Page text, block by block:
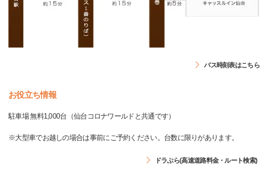
バス時刻表はこちら
お役立ち情報
駐車場 無料1,000台（仙台コロナワールドと共通です）
※大型車でお越しの場合は事前にご予約ください。台数に限りがあります。
ドラぷら(高速道路料金・ルート検索)